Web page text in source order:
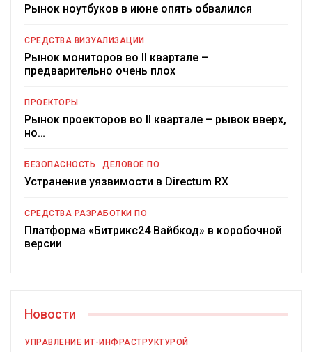
Рынок ноутбуков в июне опять обвалился
СРЕДСТВА ВИЗУАЛИЗАЦИИ
Рынок мониторов во II квартале –
предварительно очень плох
ПРОЕКТОРЫ
Рынок проекторов во II квартале – рывок вверх,
но…
БЕЗОПАСНОСТЬ ДЕЛОВОЕ ПО
Устранение уязвимости в Directum RX
СРЕДСТВА РАЗРАБОТКИ ПО
Платформа «Битрикс24 Вайбкод» в коробочной
версии
Новости
УПРАВЛЕНИЕ ИТ-ИНФРАСТРУКТУРОЙ